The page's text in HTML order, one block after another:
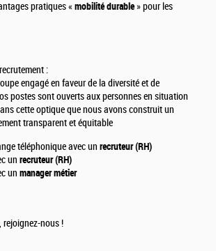
pratiques « mobilité durable» pour les
:
engagé en faveur de la diversité et de
postes sont ouverts aux personnes en situation
cette optique que nous avons construit un
transparent et équitable
téléphonique avec un recruteur (RH)
un recruteur (RH)
un manager métier
rejoignez-nous !